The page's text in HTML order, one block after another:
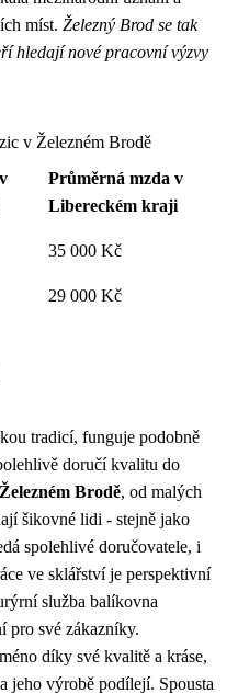
míst. Železný Brod se tak
hledají nové pracovní výzvy
v Železném Brodě
Průměrná mzda v
Libereckém kraji
35 000 Kč
29 000 Kč
tradicí, funguje podobně
doručí kvalitu do
Brodě, od malých
šikovné lidi - stejně jako
spolehlivé doručovatele, i
ve sklářství je perspektivní
služba balíkovna
pro své zákazníky.
díky své kvalitě a kráse,
jeho výrobě podílejí. Spousta